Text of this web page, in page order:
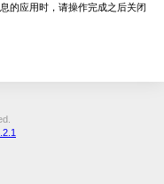
的应用时，请操作完成之后关闭